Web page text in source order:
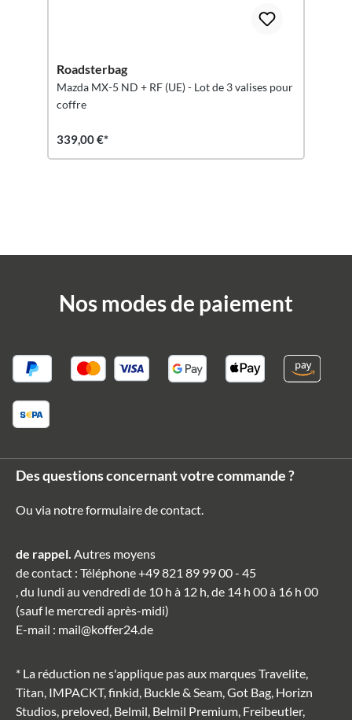
Roadsterbag
Mazda MX-5 ND + RF (UE) - Lot de 3 valises pour
coffre
339,00 €*
Nos modes de paiement
Des questions concernant votre commande ?
Ou via notre formulaire de contact.
de rappel. Autres moyens
de contact : Téléphone+49 821 89 99 00 - 45
, du lundi au vendredi de 10 h à 12 h, de 14 h 00 à 16 h 00
(sauf le mercredi après-midi)
E-mail : mail@koffer24.de
* La réduction ne s'applique pas aux marques Travelite,
Titan, IMPACKT, finkid, Buckle & Seam, Got Bag, Horizn
Studios, preloved, Belmil, Belmil Premium, Freibeutler,